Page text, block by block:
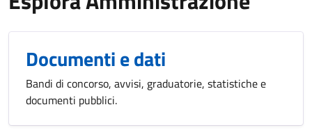
Documenti e dati
Bandi di concorso, avvisi, graduatorie, statistiche e
documenti pubblici.